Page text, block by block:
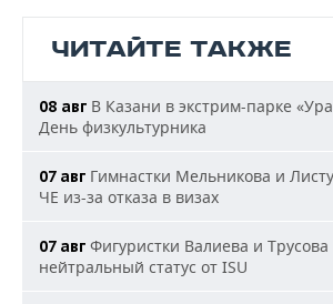
ЧИТАЙТЕ ТАКЖЕ
08 авг В Казани в экстрим-парке
День физкультурника
07 авг Гимнастки Мельникова и
ЧЕ из-за отказа в визах
07 авг Фигуристки Валиева и
нейтральный статус от ISU